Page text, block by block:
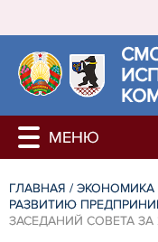
ГЛАВНАЯ / ЭКОНОМИКА
РАЗВИТИЮ
ЗАСЕДАНИЙ СОВЕТА ЗА